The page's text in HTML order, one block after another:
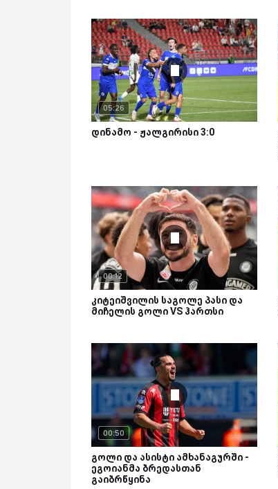
05:26
დინამო - ჟალგირისი 3:0
00:12
კიტეიშვილის საგოლე პასი და
მიჩელის გოლი VS ჰართსი
00:50
გოლი და ასისტი ამხანაგურში -
ეგოიანმა ბრედასთან
გაიბრწყინა